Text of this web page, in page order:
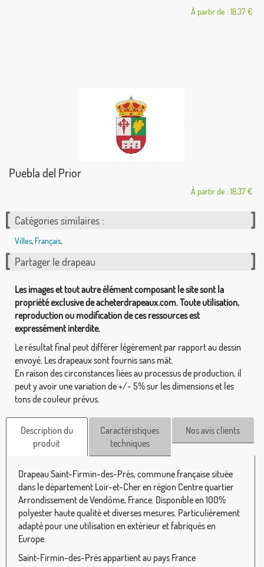
À partir de : 18,37 €
Puebla del Prior
À partir de : 18,37 €
Catégories similaires :
Villes, Français,
Partager le drapeau
Les images et tout autre élément composant le site sont la
propriété exclusive de acheterdrapeaux.com. Toute utilisation,
reproduction ou modification de ces ressources est
expressément interdite.
Le résultat final peut différer légèrement par rapport au dessin
envoyé. Les drapeaux sont fournis sans mât.
En raison des circonstances liées au processus de production, il
peut y avoir une variation de +/- 5% sur les dimensions et les
tons de couleur prévus.
Description du
produit
Caractéristiques
techniques
Nos avis clients
Drapeau Saint-Firmin-des-Prés, commune française située
dans le département Loir-et-Cher en région Centre quartier
Arrondissement de Vendôme, France. Disponible en 100%
polyester haute qualité et diverses mesures. Particulièrement
adapté pour une utilisation en extérieur et fabriqués en
Europe.
Saint-Firmin-des-Prés appartient au pays France